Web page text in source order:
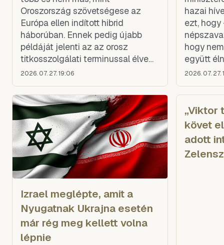
szembemegy a nemzetközi joggal,
és felhívás a határok erőszakos
megváltoztatására.
Oroszország szövetségese az
Európa ellen indított hibrid
háborúban. Ennek pedig újabb
példáját jelenti az az orosz
titkosszolgálati terminussal élve
„aktív intézkedésnek” nevezett
magát: jogi csatát
kezdeményezett az Unió ellen az
orosz pénzek érdekében. Persze,
ahogy azt a magyar mé
2026. 07. 27. 19:06
hazai
ezt, hogy
hogy
együtt
2026. 07. 27.
Izrael meglépte, amit a
Nyugatnak Ukrajna esetén
már rég meg kellett volna
lépnie
„Viktor
követ
adott